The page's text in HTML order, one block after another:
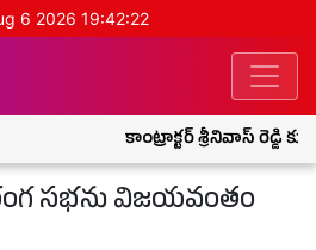
6 2026 19:42:23
కాంట్రాక్టర్ శ్రీనివాస్ రెడ్డి
సభను విజయవంతం